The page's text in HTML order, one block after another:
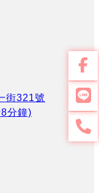
街321號
分鐘)